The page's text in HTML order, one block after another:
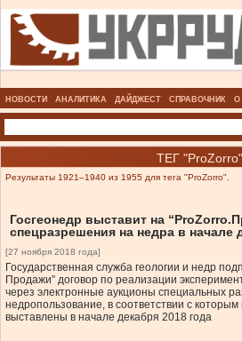
НОВОСТИ АНАЛИТИКА ДАЙДЖЕСТ СПРАВОЧНИК О
ТЕГ "ProZorro"
Результаты 1921–1940 из 1955 для тега "ProZorro".
Госгеонедр выставит на
спецразрешения на недра в начале
[27 ноября 2018 года]
Государственная служба геологии и недр
Продажи” договор по реализации
через электронные аукционы специальных
недропользование, в соответствии с
выставлены в начале декабря 2018 года